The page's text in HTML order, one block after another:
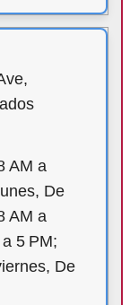
AM a
De
AM a
5 PM;
De